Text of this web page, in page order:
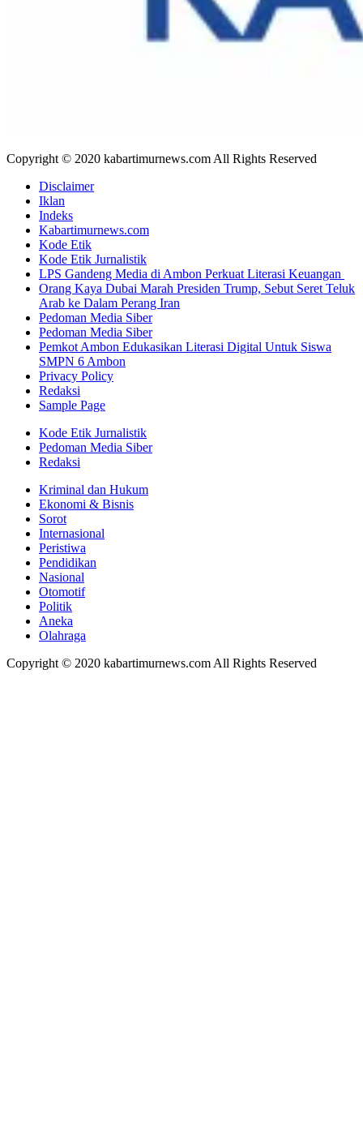
Copyright © 2020 kabartimurnews.com All Rights Reserved
Disclaimer
Iklan
Indeks
Kabartimurnews.com
Kode Etik
Kode Etik Jurnalistik
LPS Gandeng Media di Ambon Perkuat Literasi Keuangan
Orang Kaya Dubai Marah Presiden Trump, Sebut Seret Teluk
Arab ke Dalam Perang Iran
Pedoman Media Siber
Pedoman Media Siber
Pemkot Ambon Edukasikan Literasi Digital Untuk Siswa
SMPN 6 Ambon
Privacy Policy
Redaksi
Sample Page
Kode Etik Jurnalistik
Pedoman Media Siber
Redaksi
Kriminal dan Hukum
Ekonomi & Bisnis
Sorot
Internasional
Peristiwa
Pendidikan
Nasional
Otomotif
Politik
Aneka
Olahraga
Copyright © 2020 kabartimurnews.com All Rights Reserved